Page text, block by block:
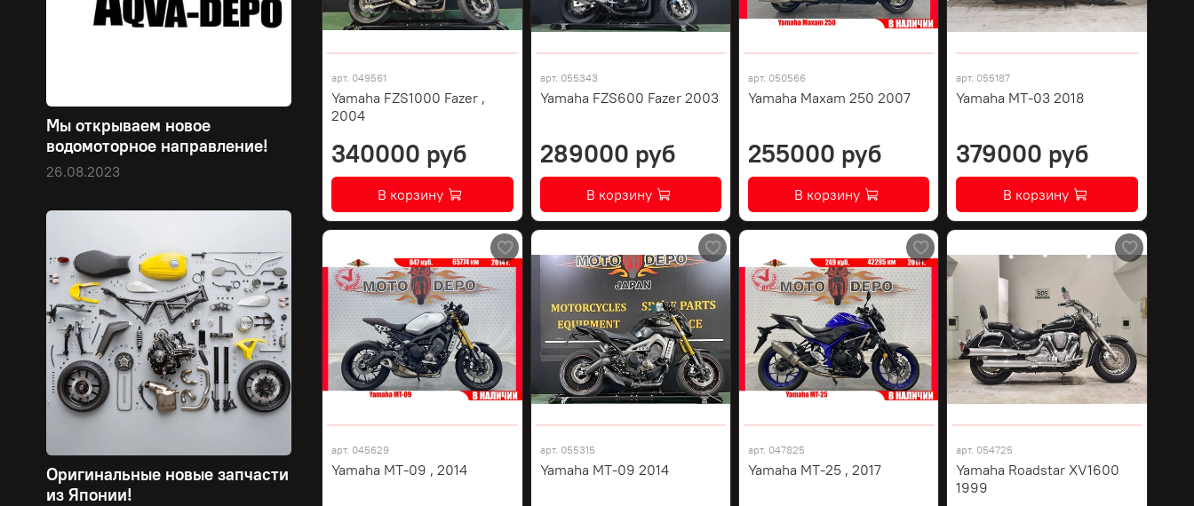
арт. 049561
Yamaha FZS1000 Fazer ,
2004
340000 руб
В корзину
арт. 055343
Yamaha FZS600 Fazer 2003
289000 руб
В корзину
арт. 050566
Yamaha Maxam 250 2007
255000 руб
В корзину
арт. 055187
Yamaha MT-03 2018
379000 руб
В корзину
арт. 045629
Yamaha MT-09 , 2014
арт. 055315
Yamaha MT-09 2014
арт. 047825
Yamaha MT-25 , 2017
арт. 054725
Yamaha Roadstar XV1600
1999
Мы открываем новое
водомоторное направление!
26.08.2023
Оригинальные новые запчасти
из Японии!